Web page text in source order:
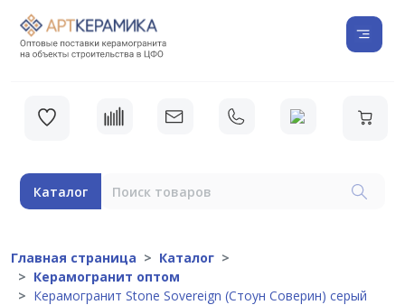
Каталог
Главная страница
Каталог
Керамогранит оптом
Керамогранит Stone Sovereign (Стоун Соверин) серый